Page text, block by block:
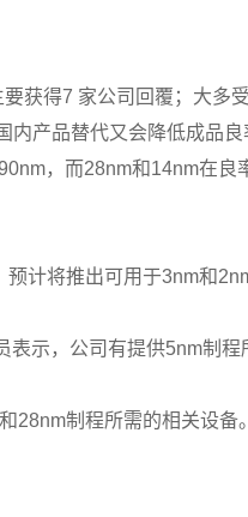
获得7 家公司回覆；大多
产品替代又会降低成品良
，而28nm和14nm在
计将推出可用于3nm和
示，公司有提供5nm制
28nm制程所需的相关设